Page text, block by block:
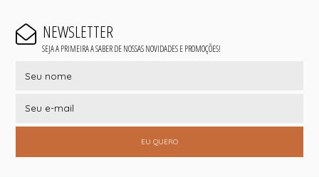
NEWSLETTER
SEJA A PRIMEIRA A SABER DE NOSSAS NOVIDADES E PROMOÇÕES!
EU QUERO